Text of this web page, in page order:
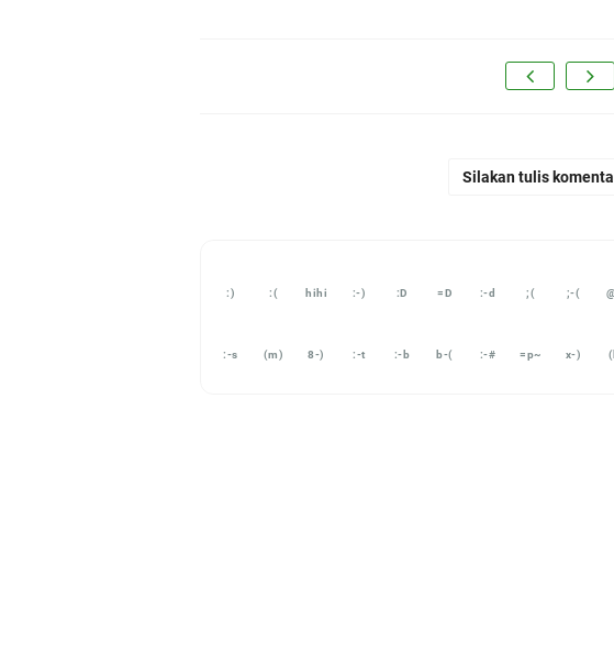
Silakan tulis
:) :( hihi :-) :D =D :-d ;( ;-(
:-s (m) 8-) :-t :-b b-( :-# =p~ x-)